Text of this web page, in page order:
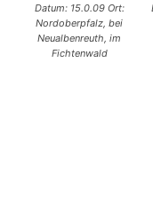
Datum: 15.0.09 Ort:
Nordoberpfalz, bei
Neualbenreuth, im
Fichtenwald